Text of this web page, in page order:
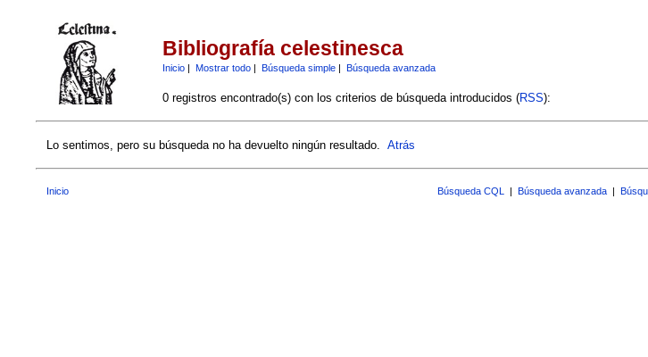
Bibliografía celestinesca
Inicio| Mostrar todo| Búsqueda simple| Búsqueda avanzada
0 registros encontrado(s) con los criterios de búsqueda introducidos (RSS):
Lo sentimos, pero su búsqueda no ha devuelto ningún resultado. Atrás
Inicio Búsqueda CQL | Búsqueda avanzada |